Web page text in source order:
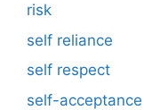
risk
self reliance
self respect
self-acceptance